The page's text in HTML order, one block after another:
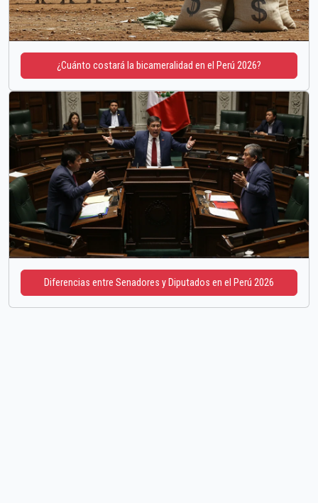
¿Cuánto costará la bicameralidad en el Perú 2026?
Diferencias entre Senadores y Diputados en el Perú 2026